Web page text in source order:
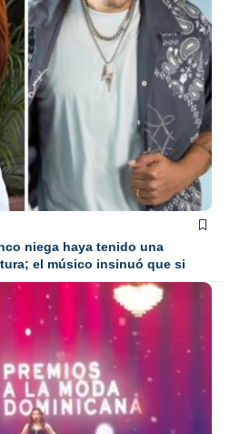
niega haya tenido una
el músico insinuó que si